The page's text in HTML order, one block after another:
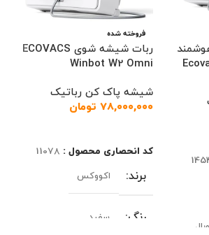
فروخته شده
ربات شیشه شوی ECOVACS
Winbot W2 Omni
شیشه پاک کن رباتیک
۷۸,۰۰۰,۰۰۰ تومان
کد انحصاری محصول : 11078
برند اکووکس
رنگ سفید